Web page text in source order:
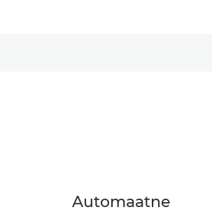
Automaatne